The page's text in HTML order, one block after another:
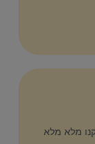
מלא מלא